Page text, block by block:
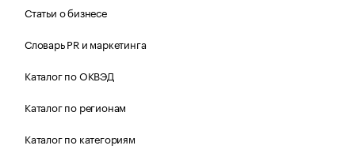
Статьи о бизнесе
Словарь PR и маркетинга
Каталог по ОКВЭД
Каталог по регионам
Каталог по категориям